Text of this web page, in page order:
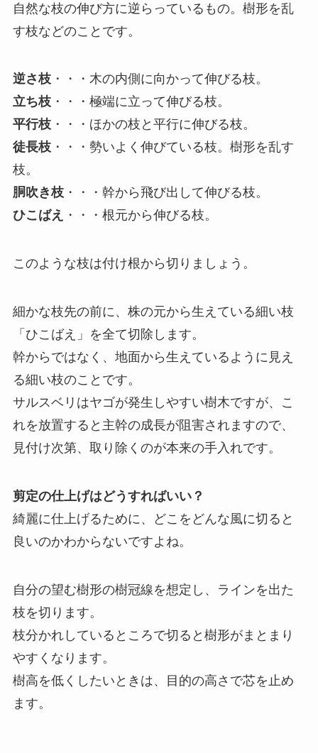
自然な枝の伸び方に逆らっているもの。樹形を乱
す枝などのことです。
逆さ枝・・・木の内側に向かって伸びる枝。
立ち枝・・・極端に立って伸びる枝。
平行枝・・・ほかの枝と平行に伸びる枝。
徒長枝・・・勢いよく伸びている枝。樹形を乱す
枝。
胴吹き枝・・・幹から飛び出して伸びる枝。
ひこばえ ・・・根元から伸びる枝。
このような枝は付け根から切りましょう。
細かな枝先の前に、株の元から生えている細い枝
「ひこばえ」を全て切除します。
幹からではなく、地面から生えているように見え
る細い枝のことです。
サルスベリはヤゴが発生しやすい樹木ですが、こ
れを放置すると主幹の成長が阻害されますので、
見付け次第、取り除くのが本来の手入れです。
剪定の仕上げはどうすればいい？
綺麗に仕上げるために、どこをどんな風に切ると
良いのかわからないですよね。
自分の望む樹形の樹冠線を想定し、ラインを出た
枝を切ります。
枝分かれしているところで切ると樹形がまとまり
やすくなります。
樹高を低くしたいときは、目的の高さで芯を止め
ます。